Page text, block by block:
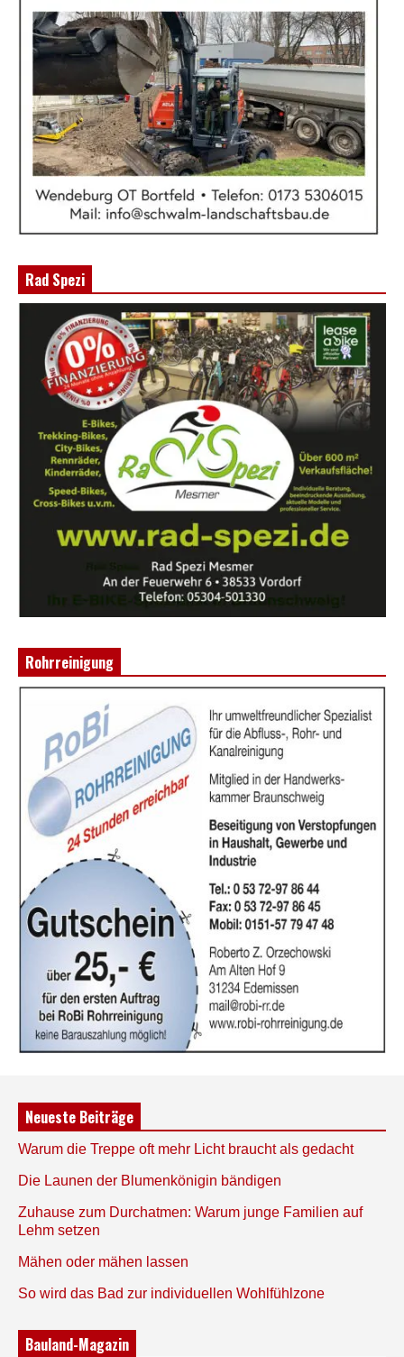
Rad Spezi
Rohrreinigung
Neueste Beiträge
Warum die Treppe oft mehr Licht braucht als gedacht
Die Launen der Blumenkönigin bändigen
Zuhause zum Durchatmen: Warum junge Familien auf
Lehm setzen
Mähen oder mähen lassen
So wird das Bad zur individuellen Wohlfühlzone
Bauland-Magazin